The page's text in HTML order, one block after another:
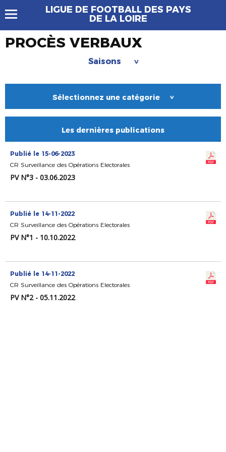
LIGUE DE FOOTBALL DES PAYS
DE LA LOIRE
PROCÈS VERBAUX
Saisons >
Sélectionnez une catégorie >
Les dernières publications
Publié le 15-06-2023
CR Surveillance des Opérations Electorales
PV N°3 - 03.06.2023
Publié le 14-11-2022
CR Surveillance des Opérations Electorales
PV N°1 - 10.10.2022
Publié le 14-11-2022
CR Surveillance des Opérations Electorales
PV N°2 - 05.11.2022